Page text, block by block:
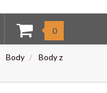
0
Body
Body z